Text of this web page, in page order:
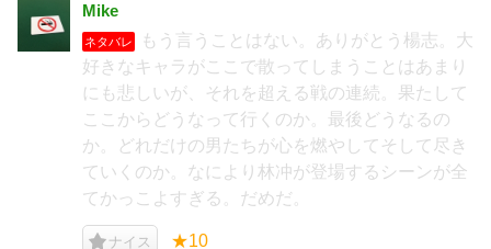
Mike
ネタバレ
もう言うことはない。ありがとう楊志。大
好きなキャラがここで散ってしまうことはあまり
にも悲しいが、それを超える戦の連続。果たして
ここからどうなって行くのか。最後どうなるの
か。どれだけの男たちが心を燃やしてそして尽き
ていくのか。なにより林冲が登場するシーンが全
てかっこよすぎる。だめだ。
ナイス ★10